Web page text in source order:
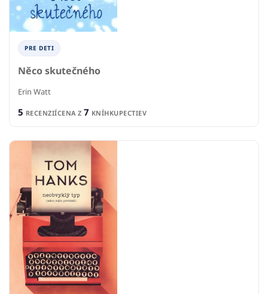
PRE DETI
Něco skutečného
Erin Watt
5 RECENZIÍCENA Z 7 KNÍHKUPECTIEV